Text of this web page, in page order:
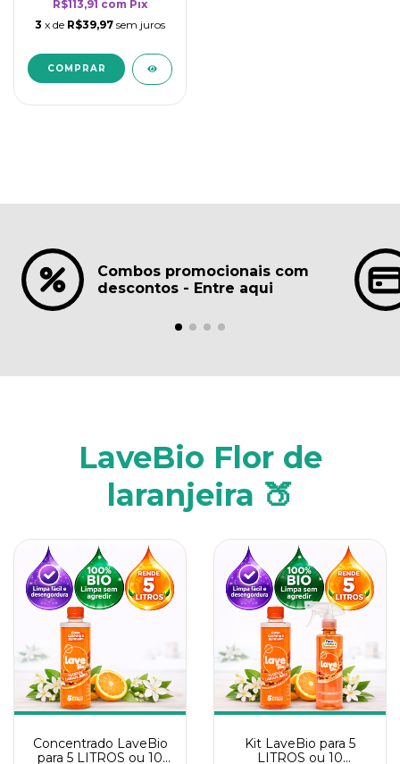
R$113,91 com Pix
3 x de R$39,97 sem juros
Combos promocionais com
descontos - Entre aqui
LaveBio Flor de
laranjeira 🍑
Concentrado LaveBio
para 5 LITROS ou 10
Kit LaveBio para 5
LITROS ou 10